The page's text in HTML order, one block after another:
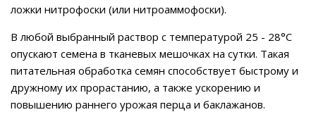
ложки нитрофоски (или нитроаммофоски).
В любой выбранный раствор с температурой 25 - 28°С
опускают семена в тканевых мешочках на сутки. Такая
питательная обработка семян способствует быстрому и
дружному их прорастанию, а также ускорению и
повышению раннего урожая перца и баклажанов.